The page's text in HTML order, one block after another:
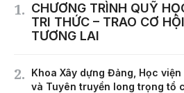
CHƯƠNG TRÌNH QUỸ
TRI THỨC – TRAO CƠ
TƯƠNG LAI
Khoa Xây dựng Đảng, Học
và Tuyên truyền long trọng tổ